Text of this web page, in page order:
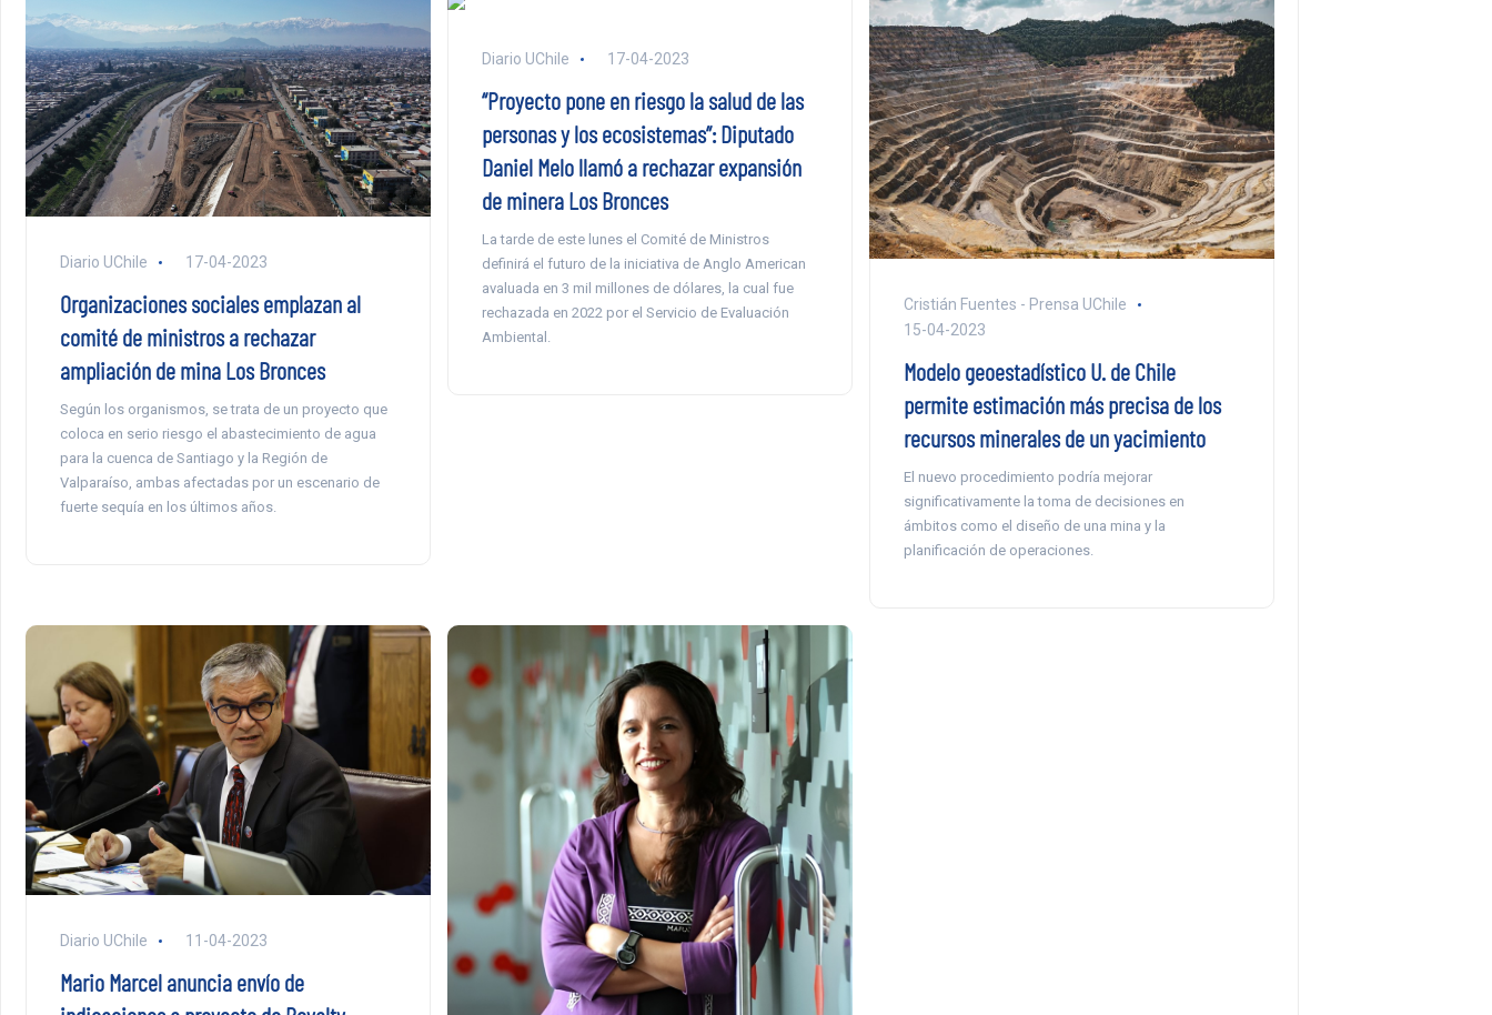
Diario UChile 17-04-2023
Organizaciones sociales emplazan al
comité de ministros a rechazar
ampliación de mina Los Bronces
Según los organismos, se trata de un proyecto que
coloca en serio riesgo el abastecimiento de agua
para la cuenca de Santiago y la Región de
Valparaíso, ambas afectadas por un escenario de
fuerte sequía en los últimos años.
Diario UChile 17-04-2023
“Proyecto pone en riesgo la salud de las
personas y los ecosistemas”: Diputado
Daniel Melo llamó a rechazar expansión
de minera Los Bronces
La tarde de este lunes el Comité de Ministros
definirá el futuro de la iniciativa de Anglo American
avaluada en 3 mil millones de dólares, la cual fue
rechazada en 2022 por el Servicio de Evaluación
Ambiental.
Cristián Fuentes - Prensa UChile
15-04-2023
Modelo geoestadístico U. de Chile
permite estimación más precisa de los
recursos minerales de un yacimiento
El nuevo procedimiento podría mejorar
significativamente la toma de decisiones en
ámbitos como el diseño de una mina y la
planificación de operaciones.
Diario UChile 11-04-2023
Mario Marcel anuncia envío de